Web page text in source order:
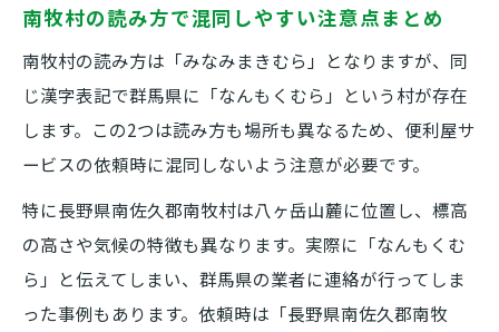
南牧村の読み方で混同しやすい注意点まとめ
南牧村の読み方は「みなみまきむら」となりますが、同
じ漢字表記で群馬県に「なんもくむら」という村が存在
します。この2つは読み方も場所も異なるため、便利屋サ
ービスの依頼時に混同しないよう注意が必要です。
特に長野県南佐久郡南牧村は八ヶ岳山麓に位置し、標高
の高さや気候の特徴も異なります。実際に「なんもくむ
ら」と伝えてしまい、群馬県の業者に連絡が行ってしま
った事例もあります。依頼時は「長野県南佐久郡南牧